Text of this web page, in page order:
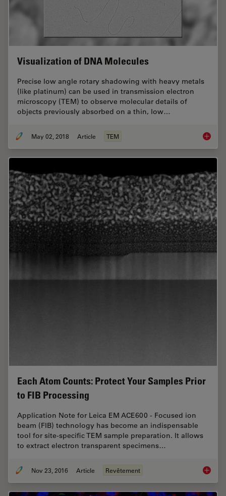
Visualization of DNA Molecules
Precise low angle rotary shadowing with heavy metals
(like platinum) can be used in transmission electron
microscopy (TEM) to observe molecular details of
objects previously absorbed on a thin, low…
May 02, 2018 Article TEM
Each Atom Counts: Protect Your Samples Prior
to FIB Processing
Application Note for Leica EM ACE600 - Focused ion
beam (FIB) technology has become an indispensable
tool for site-specific TEM sample preparation. It allows
to extract electron transparent specimens…
Nov 23, 2016 Article Revêtement Each